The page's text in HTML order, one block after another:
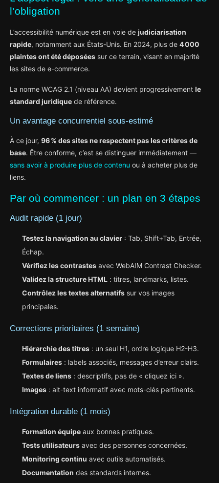
l’obligation
L’accessibilité numérique est en voie de judiciarisation
rapide, notamment aux États-Unis. En 2024, plus de 4 000
plaintes ont été déposées sur ce terrain, visant en majorité
les sites de e-commerce.
La norme WCAG 2.1 (niveau AA) devient progressivement le
standard juridique de référence.
Un avantage concurrentiel sous-estimé
À ce jour, 96 % des sites ne respectent pas les critères de
base. Être conforme, c’est se distinguer immédiatement —
sans avoir à produire plus de contenu ou à acheter plus de
liens.
Par où commencer : un plan en 3 étapes
Audit rapide (1 jour)
Testez la navigation au clavier : Tab, Shift+Tab, Entrée,
Échap.
Vérifiez les contrastes avec WebAIM Contrast Checker.
Validez la structure HTML : titres, landmarks, listes.
Contrôlez les textes alternatifs sur vos images
principales.
Corrections prioritaires (1 semaine)
Hiérarchie des titres : un seul H1, ordre logique H2-H3.
Formulaires : labels associés, messages d’erreur clairs.
Textes de liens : descriptifs, pas de « cliquez ici ».
Images : alt-text informatif avec mots-clés pertinents.
Intégration durable (1 mois)
Formation équipe aux bonnes pratiques.
Tests utilisateurs avec des personnes concernées.
Monitoring continu avec outils automatisés.
Documentation des standards internes.